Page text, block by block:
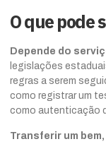
O que pode
Depende do
legislações
regras a serem
como registrar um
como autenticação
Transferir um